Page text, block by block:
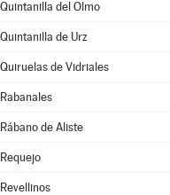
Quintanilla del Olmo
Quintanilla de Urz
Quiruelas de Vidriales
Rabanales
Rábano de Aliste
Requejo
Revellinos